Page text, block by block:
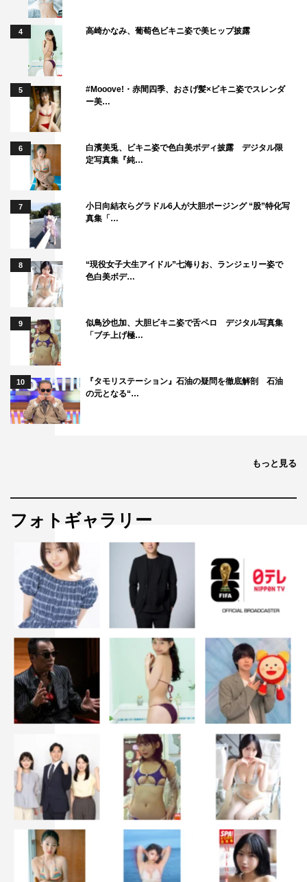
4 高崎かなみ、葡萄色ビキニ姿で美ヒップ披露
5
#Mooove!・赤間四季、おさげ髪×ビキニ姿でスレンダ
ー美…
6
白濱美兎、ビキニ姿で色白美ボディ披露 デジタル限
定写真集『純…
7
小日向結衣らグラドル6人が大胆ポージング “股”特化写
真集「…
8
“現役女子大生アイドル”七海りお、ランジェリー姿で
色白美ボデ…
9
似鳥沙也加、大胆ビキニ姿で舌ペロ デジタル写真集
「ブチ上げ極…
10
『タモリステーション』石油の疑問を徹底解剖 石油
の元となる“…
もっと見る
フォトギャラリー